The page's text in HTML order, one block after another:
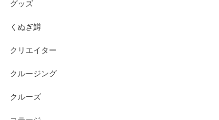
グッズ
くぬぎ鱒
クリエイター
クルージング
クルーズ